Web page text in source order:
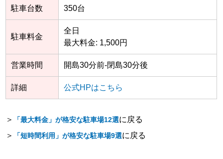
駐車台数 350台
駐車料金
全日
最大料金: 1,500円
営業時間 開島30分前-閉島30分後
詳細 公式HPはこちら
＞ 「最大料金」が格安な駐車場12選に戻る
＞
「短時間利用」が格安な駐車場9選に戻る